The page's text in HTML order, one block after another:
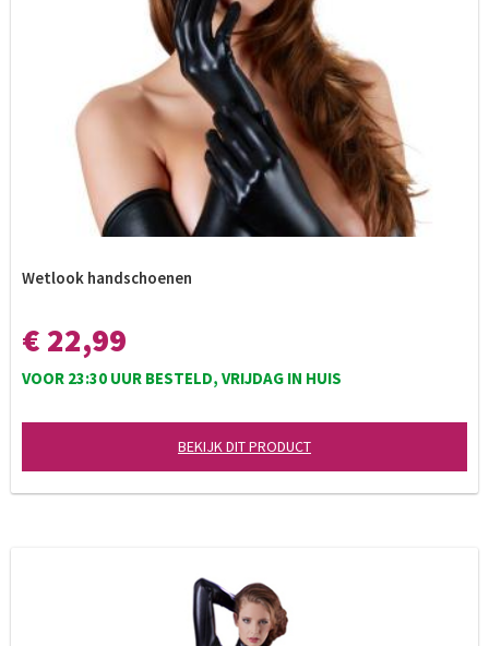
Wetlook handschoenen
€ 22,99
VOOR 23:30 UUR BESTELD, VRIJDAG IN HUIS
BEKIJK DIT PRODUCT